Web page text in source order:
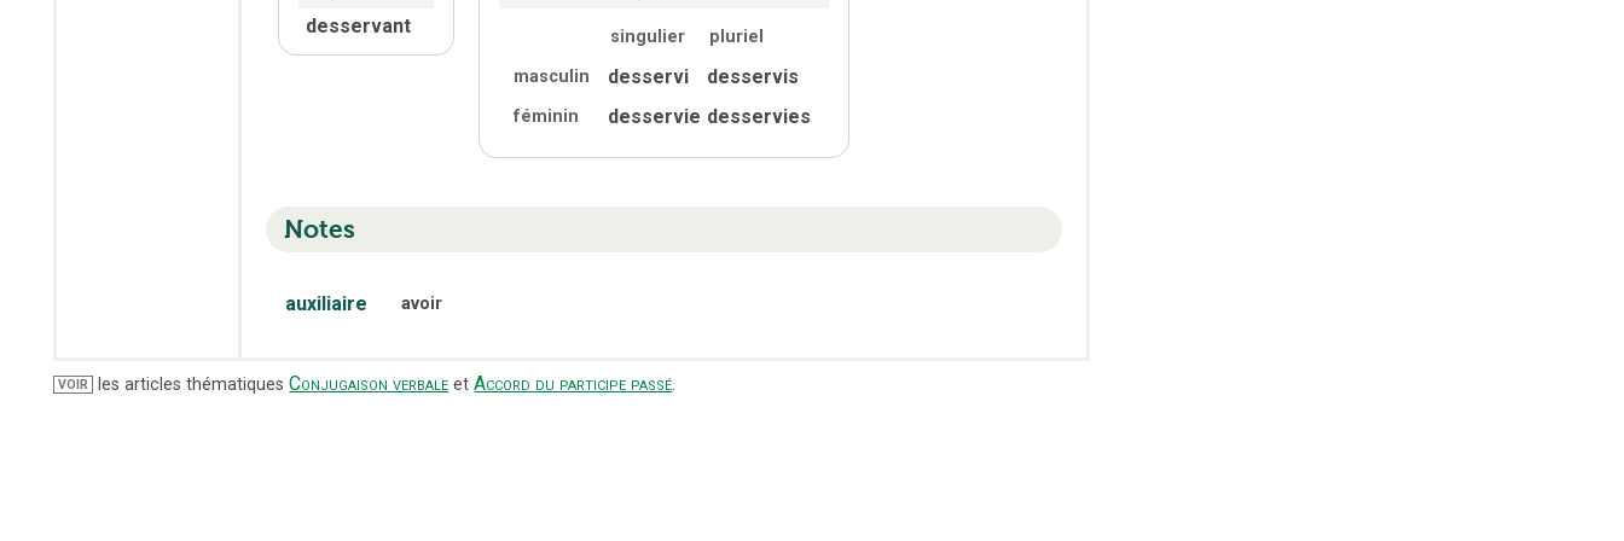
desservant
singulier
pluriel
masculin
desservi desservis
féminin desservie desservies
Notes
auxiliaire avoir
VOIR les articles thématiques Conjugaison verbale etAccord du participe passé.